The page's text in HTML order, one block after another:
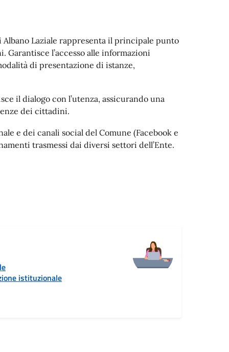
Albano Laziale rappresenta il principale punto
l’accesso alle informazioni
di presentazione di istanze,
il dialogo con l’utenza, assicurando una
dei cittadini.
e dei canali social del Comune (Facebook e
trasmessi dai diversi settori dell’Ente.
istituzionale